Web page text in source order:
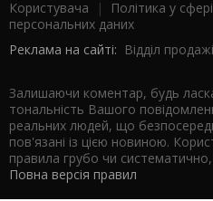
Користувача |
Політика у
персональних даних
Реклама на сайті: Відділ
Залишаючи коментар, будь
тональність Вашого
реальних людей, що
пов'язані із цією новиною.
правила грубо чи
Повна версія правил